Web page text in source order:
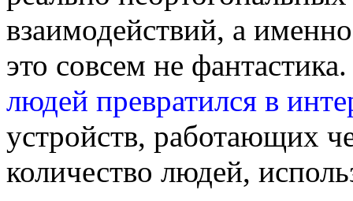
взаимодействий, а
это совсем не
людей превратился в
устройств, работающих
количество людей,